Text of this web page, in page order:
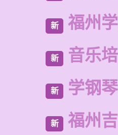
新 福州
新 音乐
新 学钢
新 福州